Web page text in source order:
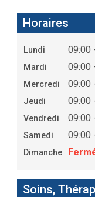
Horaires
Lundi 09:00
Mardi 09:00
Mercredi 09:00
Jeudi 09:00
Vendredi 09:00
Samedi 09:00
Dimanche
Soins,